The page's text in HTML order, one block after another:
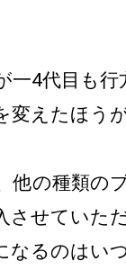
一4代目も
変えたほう
他の種類の
させていた
なるのはい